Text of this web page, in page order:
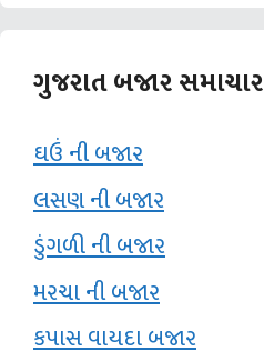
ગુજરાત બજાર સમાચાર
ઘઉં ની બજાર
લસણ ની બજાર
ડુંગળી ની બજાર
મરચા ની બજાર
કપાસ વાયદા બજાર